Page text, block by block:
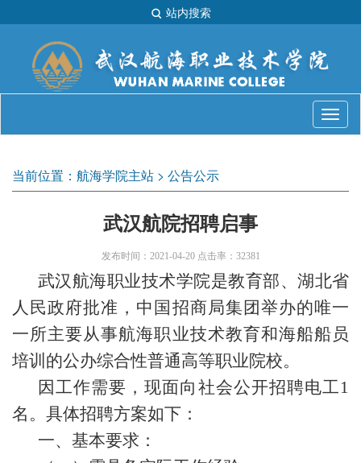
站内搜索
当前位置： 航海学院主站 > 公告公示
武汉航院招聘启事
发布时间：2021-04-20 点击率：32381
武汉航海职业技术学院是教育部、湖北省
人民政府批准，中国招商局集团举办的唯一
一所主要从事航海职业技术教育和海船船员
培训的公办综合性普通高等职业院校。
因工作需要，现面向社会公开招聘电工1
名。具体招聘方案如下：
一、 基本要求 ：